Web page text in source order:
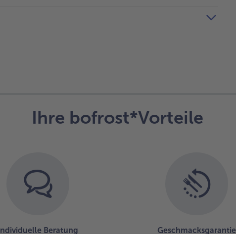
Ihre bofrost*Vorteile
Individuelle Beratung Geschmacksgarantie